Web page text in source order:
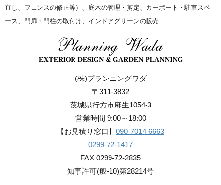
直し、フェンスの修正等）、庭木の管理・剪定、カーポート・駐車スペ
ース、門扉・門柱の取付け、インドアグリーンの販売
(株)プランニングワダ
〒311-3832
茨城県行方市麻生1054-3
営業時間 9:00～18:00
【お見積り窓口】 090-7014-6663
0299-72-1417
FAX 0299-72-2835
知事許可(般-10)第28214号